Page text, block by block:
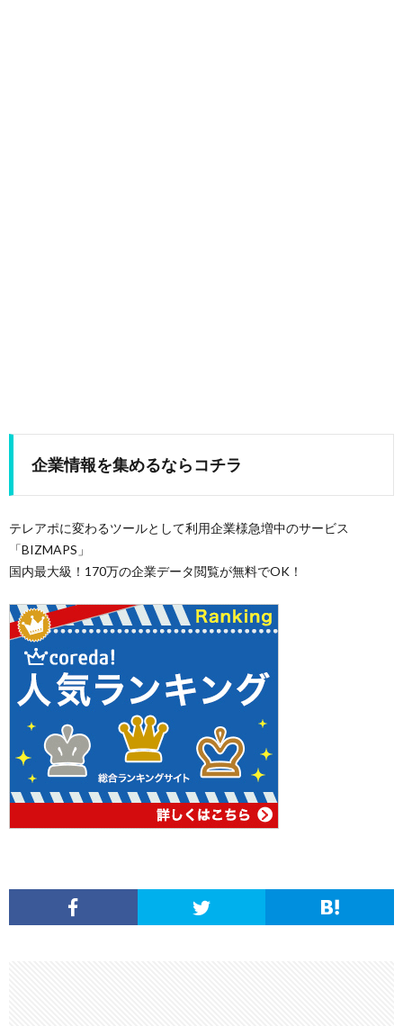
企業情報を集めるならコチラ
テレアポに変わるツールとして利用企業様急増中のサービス
「BIZMAPS」
国内最大級！170万の企業データ閲覧が無料でOK！